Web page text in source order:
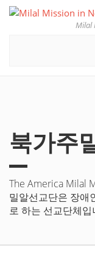
Milal
북가주
The America Milal
밀알선교단은 장애
로 하는 선교단체입